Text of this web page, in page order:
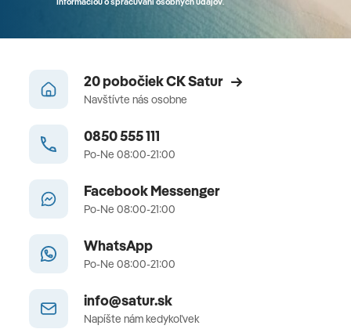
20 pobočiek CK Satur
Navštívte nás osobne
0850 555 111
Po-Ne 08:00-21:00
Facebook Messenger
Po-Ne 08:00-21:00
WhatsApp
Po-Ne 08:00-21:00
info@satur.sk
Napíšte nám kedykoľvek